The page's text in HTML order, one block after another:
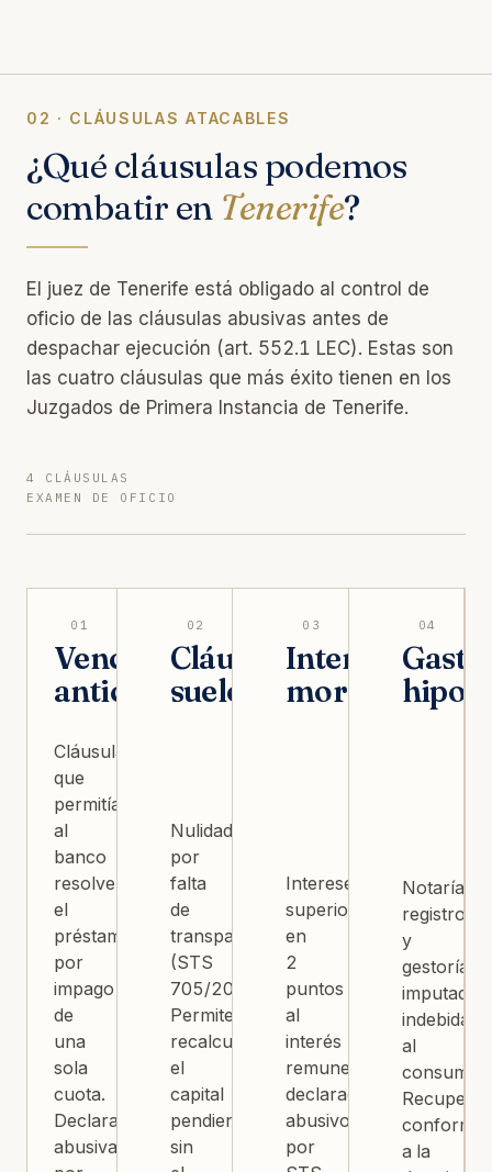
02 · CLÁUSULAS ATACABLES
¿Qué cláusulas podemos
combatir en Tenerife?
El juez de Tenerife está obligado al control de
oficio de las cláusulas abusivas antes de
despachar ejecución (art. 552.1 LEC). Estas son
las cuatro cláusulas que más éxito tienen en los
Juzgados de Primera Instancia de Tenerife.
4 CLÁUSULAS
EXAMEN DE OFICIO
01
Vencimiento
anticipado
Cláusula
que
permitía
al
banco
resolver
el
préstamo
por
impago
de
una
sola
cuota.
Declarada
abusiva
02
Cláusula
suelo
Nulidad
por
falta
de
transparencia
(STS
705/2015).
Permite
recalcular
el
capital
pendiente
sin
03
Intereses
moratorios
Intereses
superiores
en
2
puntos
al
interés
remuneratorio
declarados
abusivos
por
04
Notaría,
registro
y
gestoría
imputados
al
conforme
a la